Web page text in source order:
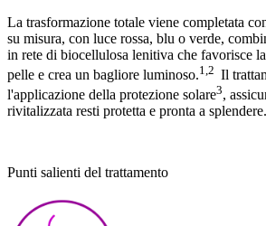
La trasformazione totale viene completata
su misura, con luce rossa, blu o verde,
in rete di biocellulosa lenitiva che favorisce
pelle e crea un bagliore luminoso.1,2 Il
l'applicazione della protezione solare3,
rivitalizzata resti protetta e pronta a splendere.
Punti salienti del trattamento